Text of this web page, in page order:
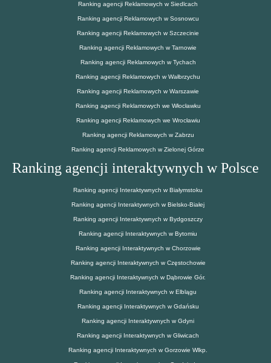
Ranking agencji Reklamowych w Siedlcach
Ranking agencji Reklamowych w Sosnowcu
Ranking agencji Reklamowych w Szczecinie
Ranking agencji Reklamowych w Tarnowie
Ranking agencji Reklamowych w Tychach
Ranking agencji Reklamowych w Wałbrzychu
Ranking agencji Reklamowych w Warszawie
Ranking agencji Reklamowych we Włocławku
Ranking agencji Reklamowych we Wrocławiu
Ranking agencji Reklamowych w Zabrzu
Ranking agencji Reklamowych w Zielonej Górze
Ranking agencji interaktywnych w Polsce
Ranking agencji Interaktywnych w Białymstoku
Ranking agencji Interaktywnych w Bielsko-Białej
Ranking agencji Interaktywnych w Bydgoszczy
Ranking agencji Interaktywnych w Bytomiu
Ranking agencji Interaktywnych w Chorzowie
Ranking agencji Interaktywnych w Częstochowie
Ranking agencji Interaktywnych w Dąbrowie Gór.
Ranking agencji Interaktywnych w Elblągu
Ranking agencji Interaktywnych w Gdańsku
Ranking agencji Interaktywnych w Gdyni
Ranking agencji Interaktywnych w Gliwicach
Ranking agencji Interaktywnych w Gorzowie Wlkp.